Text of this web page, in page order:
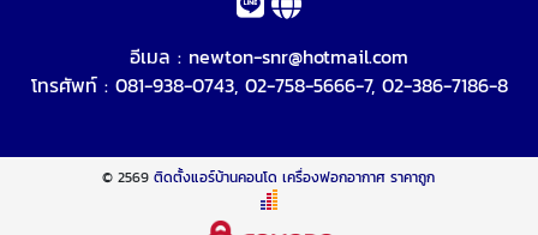
อีเมล : newton-snr@hotmail.com
โทรศัพท์ : 081-938-0743, 02-758-5666-7, 02-386-7186-8
© 2569ติดตั้งแอร์บ้านคอนโด เครื่องฟอกอากาศ ราคาถูก